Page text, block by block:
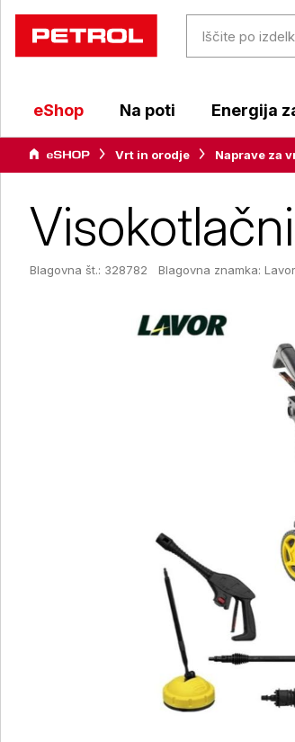
eShop Na poti Energija
Vrt in orodje Naprave za
Blagovna št.: 328782 Blagovna znamka: Lavor